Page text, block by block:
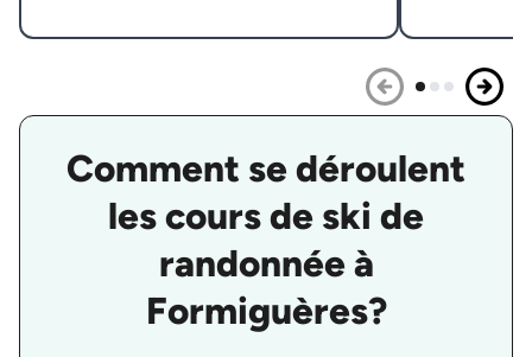
Comment se déroulent
les cours de ski de
randonnée à
Formiguères?